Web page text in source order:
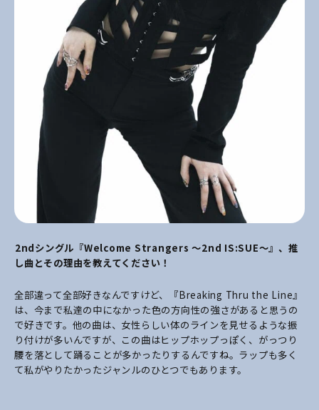
――2ndシングル『Welcome Strangers ～2nd IS:SUE～』、推
し曲とその理由を教えてください！
全部違って全部好きなんですけど、『Breaking Thru the Line』
は、今まで私達の中になかった色の方向性の強さがあると思うの
で好きです。他の曲は、女性らしい体のラインを見せるような振
り付けが多いんですが、この曲はヒップホップっぽく、がっつり
腰を落として踊ることが多かったりするんですね。ラップも多く
て私がやりたかったジャンルのひとつでもあります。